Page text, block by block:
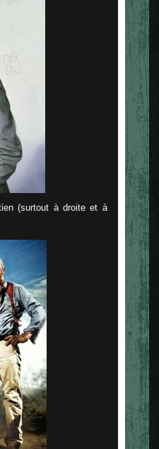
(surtout à droite et à